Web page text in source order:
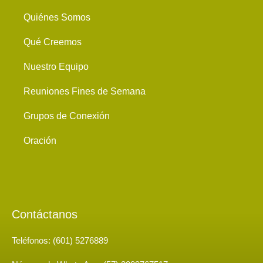
Quiénes Somos
Qué Creemos
Nuestro Equipo
Reuniones Fines de Semana
Grupos de Conexión
Oración
Contáctanos
Teléfonos: (601) 5276889